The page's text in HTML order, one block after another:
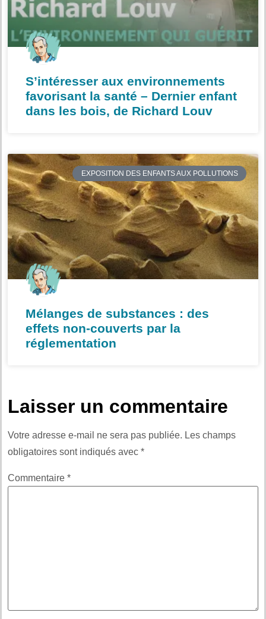
S’intéresser aux environnements
favorisant la santé – Dernier enfant
dans les bois, de Richard Louv
EXPOSITION DES ENFANTS AUX POLLUTIONS
Mélanges de substances : des
effets non-couverts par la
réglementation
Laisser un commentaire
Votre adresse e-mail ne sera pas publiée. Les champs
obligatoires sont indiqués avec *
Commentaire *